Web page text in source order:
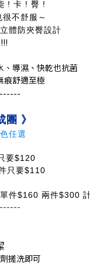
! 卡 ! 臀 !
不舒服～
體防夾臀設計
、導濕、快乾也抗菌
痕舒適至極
團 》
任選
要$120
只要$110
件$160 兩件$300
搓洗即可